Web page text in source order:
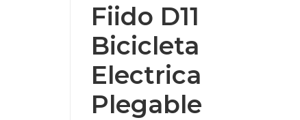
Fiido D11
Bicicleta
Electrica
Plegable